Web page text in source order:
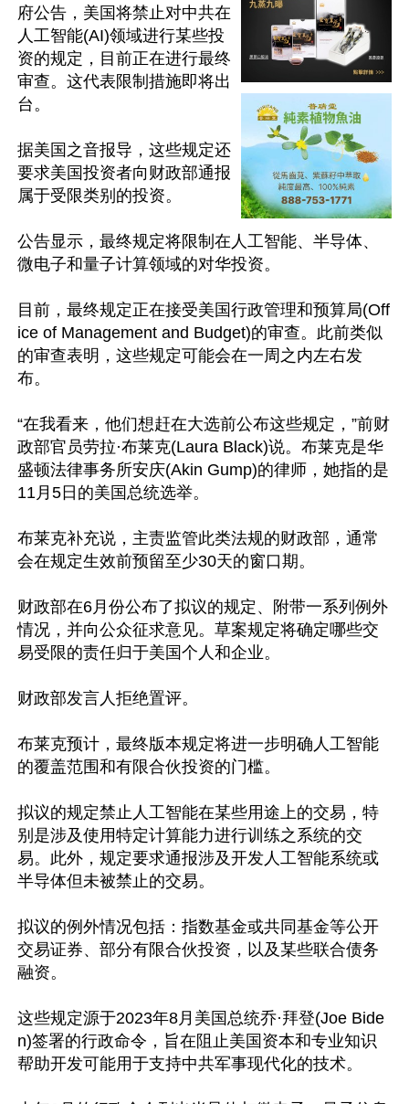
府公告，美国将禁止对中共在
人工智能(AI)领域进行某些投
资的规定，目前正在进行最终
审查。这代表限制措施即将出
台。
据美国之音报导，这些规定还
要求美国投资者向财政部通报
属于受限类别的投资。
公告显示，最终规定将限制在人工智能、半导体、
微电子和量子计算领域的对华投资。
目前，最终规定正在接受美国行政管理和预算局(Off
ice of Management and Budget)的审查。此前类似
的审查表明，这些规定可能会在一周之内左右发
布。
“在我看来，他们想赶在大选前公布这些规定，”前财
政部官员劳拉·布莱克(Laura Black)说。布莱克是华
盛顿法律事务所安庆(Akin Gump)的律师，她指的是
11月5日的美国总统选举。
布莱克补充说，主责监管此类法规的财政部，通常
会在规定生效前预留至少30天的窗口期。
财政部在6月份公布了拟议的规定、附带一系列例外
情况，并向公众征求意见。草案规定将确定哪些交
易受限的责任归于美国个人和企业。
财政部发言人拒绝置评。
布莱克预计，最终版本规定将进一步明确人工智能
的覆盖范围和有限合伙投资的门槛。
拟议的规定禁止人工智能在某些用途上的交易，特
别是涉及使用特定计算能力进行训练之系统的交
易。此外，规定要求通报涉及开发人工智能系统或
半导体但未被禁止的交易。
拟议的例外情况包括：指数基金或共同基金等公开
交易证券、部分有限合伙投资，以及某些联合债务
融资。
这些规定源于2023年8月美国总统乔·拜登(Joe Bide
n)签署的行政命令，旨在阻止美国资本和专业知识
帮助开发可能用于支持中共军事现代化的技术。